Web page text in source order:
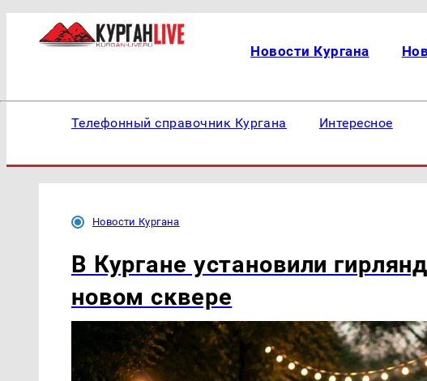
Новости Кургана
Телефонный справочник Кургана Интересное
Новости Кургана
В Кургане установили
новом сквере